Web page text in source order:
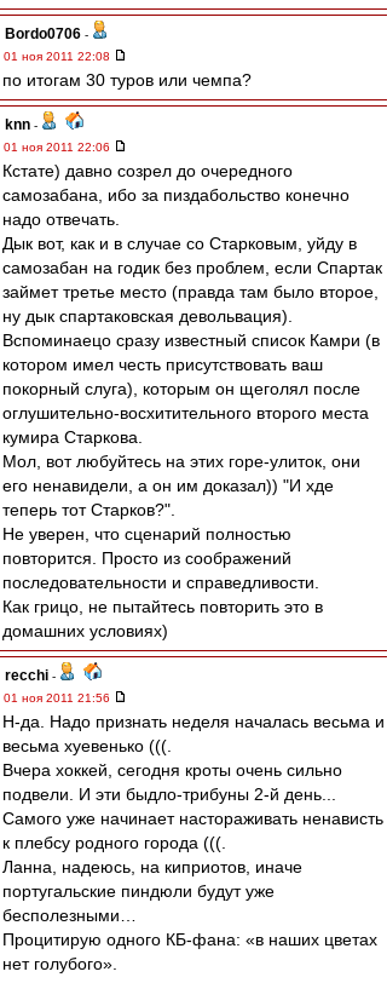
Bordo0706 -
01 ноя 2011 22:08
по итогам 30 туров или чемпа?
knn -
01 ноя 2011 22:06
Кстате) давно созрел до очередного
самозабана, ибо за пиздабольство конечно
надо отвечать.
Дык вот, как и в случае со Старковым, уйду в
самозабан на годик без проблем, если Спартак
займет третье место (правда там было второе,
ну дык спартаковская девольвация).
Вспоминаецо сразу известный список Камри (в
котором имел честь присутствовать ваш
покорный слуга), которым он щеголял после
оглушительно-восхитительного второго места
кумира Старкова.
Мол, вот любуйтесь на этих горе-улиток, они
его ненавидели, а он им доказал)) "И хде
теперь тот Старков?".
Не уверен, что сценарий полностью
повторится. Просто из соображений
последовательности и справедливости.
Как грицо, не пытайтесь повторить это в
домашних условиях)
recchi -
01 ноя 2011 21:56
Н-да. Надо признать неделя началась весьма и
весьма хуевенько (((.
Вчера хоккей, сегодня кроты очень сильно
подвели. И эти быдло-трибуны 2-й день...
Самого уже начинает настораживать ненависть
к плебсу родного города (((.
Ланна, надеюсь, на киприотов, иначе
португальские пиндюли будут уже
бесполезными…
Процитирую одного КБ-фана: «в наших цветах
нет голубого».